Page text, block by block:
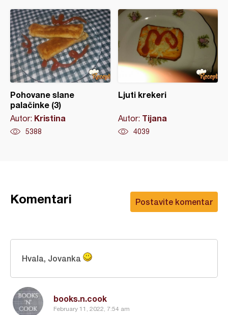
Pohovane slane
palačinke (3)
Autor: Kristina
5388
Ljuti krekeri
Autor: Tijana
4039
Postavite komentar
Komentari
books.n.cook
February 11, 2022, 7:54 am
Hvala, Jovanka